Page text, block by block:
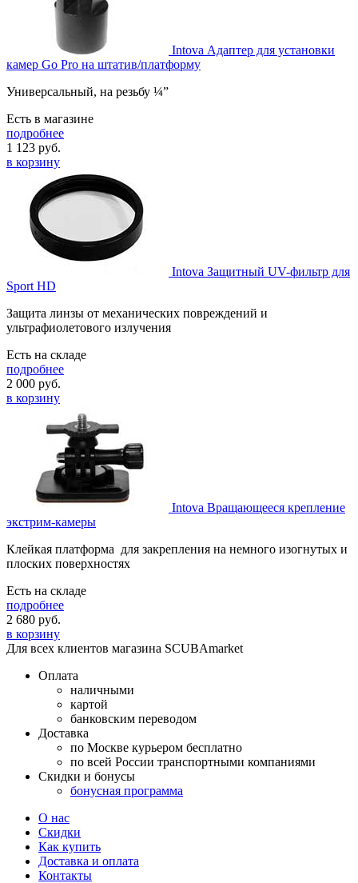
Intova Адаптер для установки
камер Go Pro на штатив/платформу
Универсальный, на резьбу ¼”
Есть в магазине
подробнее
1 123 руб.
в корзину
Intova Защитный UV-фильтр для
Sport HD
Защита линзы от механических повреждений и
ультрафиолетового излучения
Есть на складе
подробнее
2 000 руб.
в корзину
Intova Вращающееся крепление
экстрим-камеры
Клейкая платформа для закрепления на немного изогнутых и
плоских поверхностях
Есть на складе
подробнее
2 680 руб.
в корзину
Для всех клиентов магазина SCUBAmarket
Оплата
наличными
картой
банковским переводом
Доставка
по Москве курьером бесплатно
по всей России транспортными компаниями
Скидки и бонусы
бонусная программа
О нас
Скидки
Как купить
Доставка и оплата
Контакты